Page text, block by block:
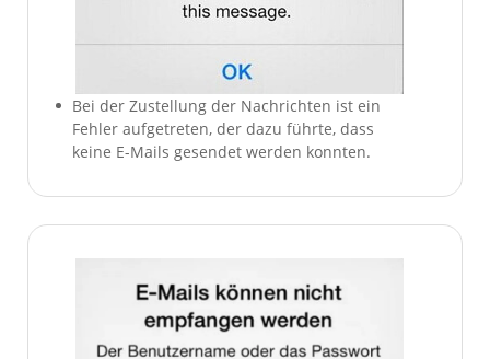
Bei der Zustellung der Nachrichten ist ein
Fehler aufgetreten, der dazu führte, dass
keine E-Mails gesendet werden konnten.